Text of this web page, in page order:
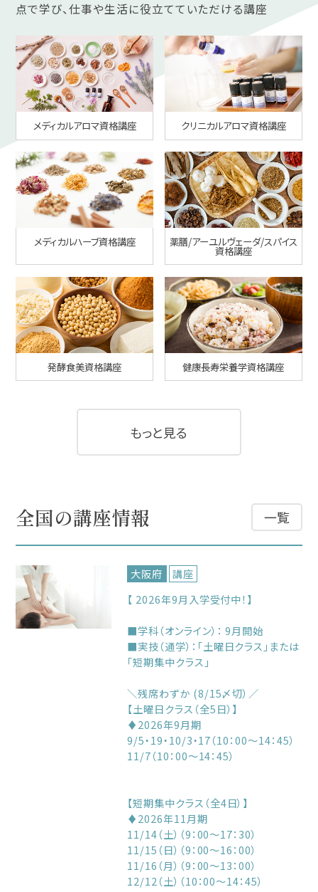
点で学び、仕事や生活に役立てていただける講座
メディカルアロマ資格講座 クリニカルアロマ資格講座
メディカルハーブ資格講座 薬膳/アーユルヴェーダ/スパイス
資格講座
発酵食美資格講座 健康長寿栄養学資格講座
もっと見る
全国の講座情報 一覧
大阪府
講座
【 2026年9月入学受付中！】
■学科（オンライン）： 9月開始
■実技（通学）：「土曜日クラス」または
「短期集中クラス」
＼残席わずか (8/15〆切）／
【土曜日クラス（全5日）】
♦2026年9月期
9/5・19・10/3・17（10：00～14：45）
11/7（10：00～14：45）
【短期集中クラス（全4日）】
♦2026年11月期
11/14（土）（9：00～17：30）
11/15（日）（9：00～16：00）
11/16（月）（9：00～13：00）
12/12（土）（10：00～14：45）